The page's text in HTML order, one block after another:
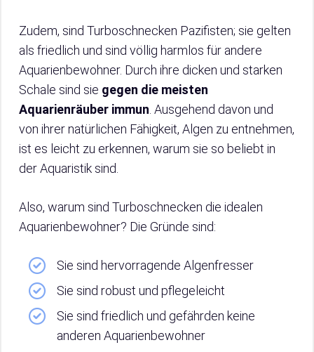
Zudem, sind Turboschnecken Pazifisten; sie gelten
als friedlich und sind völlig harmlos für andere
Aquarienbewohner. Durch ihre dicken und starken
Schale sind sie gegen die meisten
Aquarienräuber immun . Ausgehend davon und
von ihrer natürlichen Fähigkeit, Algen zu entnehmen,
ist es leicht zu erkennen, warum sie so beliebt in
der Aquaristik sind.
Also, warum sind Turboschnecken die idealen
Aquarienbewohner? Die Gründe sind:
Sie sind hervorragende Algenfresser
Sie sind robust und pflegeleicht
Sie sind friedlich und gefährden keine
anderen Aquarienbewohner